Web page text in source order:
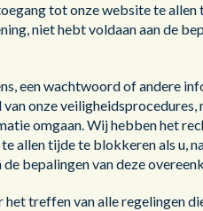
tot onze website te allen
niet hebt voldaan aan de
een wachtwoord of andere
onze veiligheidsprocedures,
omgaan. Wij hebben het
allen tijde te blokkeren als u,
bepalingen van deze
treffen van alle regelingen